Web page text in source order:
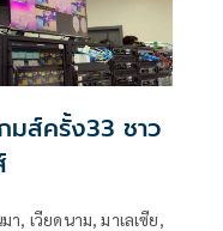
มส์ครั้ง33 ชาว
, เวียดนาม, มาเลเซีย,